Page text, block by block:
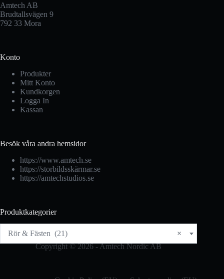
Amtech AB
Brudtallsvägen 9
792 33 Mora
Konto
Produkter
Mitt Konto
Kundkorgen
Logga In
Kassan
Besök våra andra hemsidor
https://www.amtech.se
https://storbildsskärmar.se
https://amtechstudios.se
Produktkategorier
×
Rör & Fästen (21)
Copyright © 2026 - Amtech Nordic AB